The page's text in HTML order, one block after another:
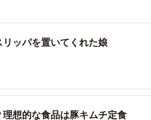
ッパを置いてくれた娘
想的な食品は豚キムチ定食